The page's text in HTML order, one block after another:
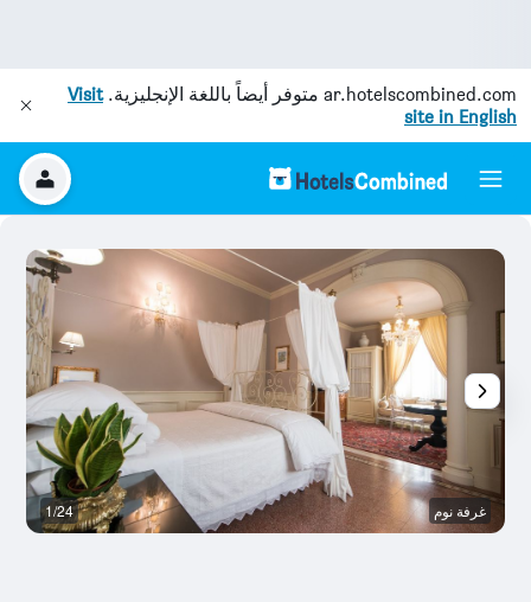
ar.hotelscombined.com متوفر أيضاً باللغة الإنجليزية.Visit
site in English
غرفة نوم 1/24